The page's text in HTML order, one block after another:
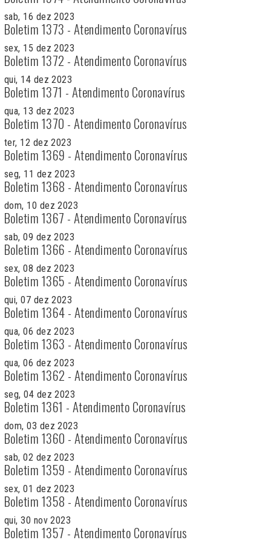
sab, 16 dez 2023
Boletim 1373 - Atendimento Coronavírus
sex, 15 dez 2023
Boletim 1372 - Atendimento Coronavírus
qui, 14 dez 2023
Boletim 1371 - Atendimento Coronavírus
qua, 13 dez 2023
Boletim 1370 - Atendimento Coronavírus
ter, 12 dez 2023
Boletim 1369 - Atendimento Coronavírus
seg, 11 dez 2023
Boletim 1368 - Atendimento Coronavírus
dom, 10 dez 2023
Boletim 1367 - Atendimento Coronavírus
sab, 09 dez 2023
Boletim 1366 - Atendimento Coronavírus
sex, 08 dez 2023
Boletim 1365 - Atendimento Coronavírus
qui, 07 dez 2023
Boletim 1364 - Atendimento Coronavírus
qua, 06 dez 2023
Boletim 1363 - Atendimento Coronavírus
qua, 06 dez 2023
Boletim 1362 - Atendimento Coronavírus
seg, 04 dez 2023
Boletim 1361 - Atendimento Coronavírus
dom, 03 dez 2023
Boletim 1360 - Atendimento Coronavírus
sab, 02 dez 2023
Boletim 1359 - Atendimento Coronavírus
sex, 01 dez 2023
Boletim 1358 - Atendimento Coronavírus
qui, 30 nov 2023
Boletim 1357 - Atendimento Coronavírus